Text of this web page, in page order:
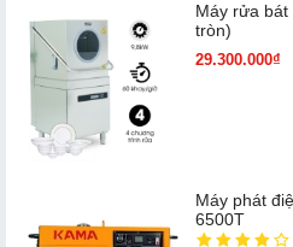
Máy rửa bát
tròn)
29.300.000₫
Máy phát
6500T